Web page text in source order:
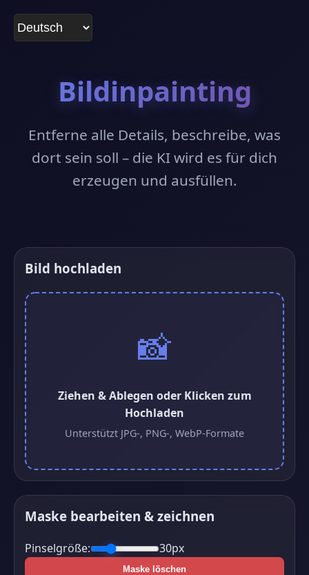
Bildinpainting
Entferne alle Details, beschreibe, was
dort sein soll – die KI wird es für dich
erzeugen und ausfüllen.
Bild hochladen
📸
Ziehen & Ablegen oder Klicken zum
Hochladen
Unterstützt JPG-, PNG-, WebP-Formate
Maske bearbeiten & zeichnen
Pinselgröße: 30px
Maske löschen